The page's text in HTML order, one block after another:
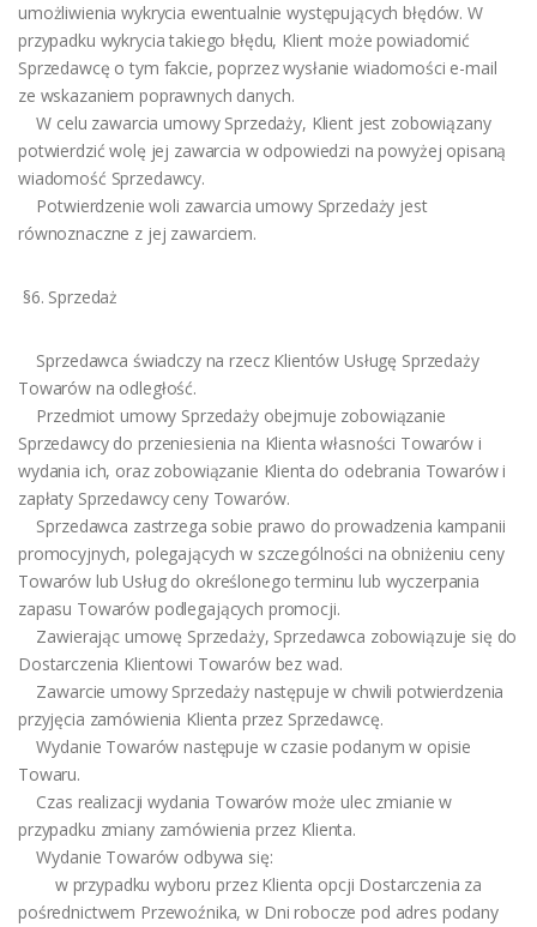
umożliwienia wykrycia ewentualnie występujących błędów. W
przypadku wykrycia takiego błędu, Klient może powiadomić
Sprzedawcę o tym fakcie, poprzez wysłanie wiadomości e-mail
ze wskazaniem poprawnych danych.
W celu zawarcia umowy Sprzedaży, Klient jest zobowiązany
potwierdzić wolę jej zawarcia w odpowiedzi na powyżej opisaną
wiadomość Sprzedawcy.
Potwierdzenie woli zawarcia umowy Sprzedaży jest
równoznaczne z jej zawarciem.
§6. Sprzedaż
Sprzedawca świadczy na rzecz Klientów Usługę Sprzedaży
Towarów na odległość.
Przedmiot umowy Sprzedaży obejmuje zobowiązanie
Sprzedawcy do przeniesienia na Klienta własności Towarów i
wydania ich, oraz zobowiązanie Klienta do odebrania Towarów i
zapłaty Sprzedawcy ceny Towarów.
Sprzedawca zastrzega sobie prawo do prowadzenia kampanii
promocyjnych, polegających w szczególności na obniżeniu ceny
Towarów lub Usług do określonego terminu lub wyczerpania
zapasu Towarów podlegających promocji.
Zawierając umowę Sprzedaży, Sprzedawca zobowiązuje się do
Dostarczenia Klientowi Towarów bez wad.
Zawarcie umowy Sprzedaży następuje w chwili potwierdzenia
przyjęcia zamówienia Klienta przez Sprzedawcę.
Wydanie Towarów następuje w czasie podanym w opisie
Towaru.
Czas realizacji wydania Towarów może ulec zmianie w
przypadku zmiany zamówienia przez Klienta.
Wydanie Towarów odbywa się:
w przypadku wyboru przez Klienta opcji Dostarczenia za
pośrednictwem Przewoźnika, w Dni robocze pod adres podany